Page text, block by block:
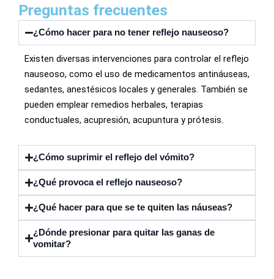
Preguntas frecuentes
¿Cómo hacer para no tener reflejo nauseoso?
Existen diversas intervenciones para controlar el reflejo
nauseoso, como el uso de medicamentos antináuseas,
sedantes, anestésicos locales y generales. También se
pueden emplear remedios herbales, terapias
conductuales, acupresión, acupuntura y prótesis.
¿Cómo suprimir el reflejo del vómito?
¿Qué provoca el reflejo nauseoso?
¿Qué hacer para que se te quiten las náuseas?
¿Dónde presionar para quitar las ganas de
vomitar?